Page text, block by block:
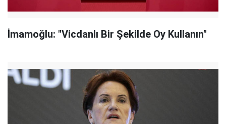
İmamoğlu: "Vicdanlı Bir Şekilde Oy Kullanın"